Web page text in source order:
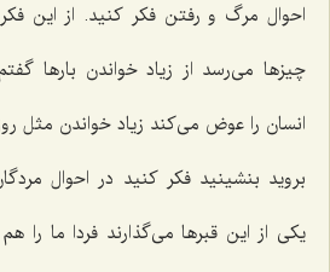
احوال مرگ و رفتن فکر کنید. از این
چیزها می‌رسد از زیاد خواندن بارها
انسان‌ را عوض می‌کند زیاد خواندن مثل
بروید بنشینید فکر کنید در احوال
یکی از این قبرها می‌گذارند فردا ما را